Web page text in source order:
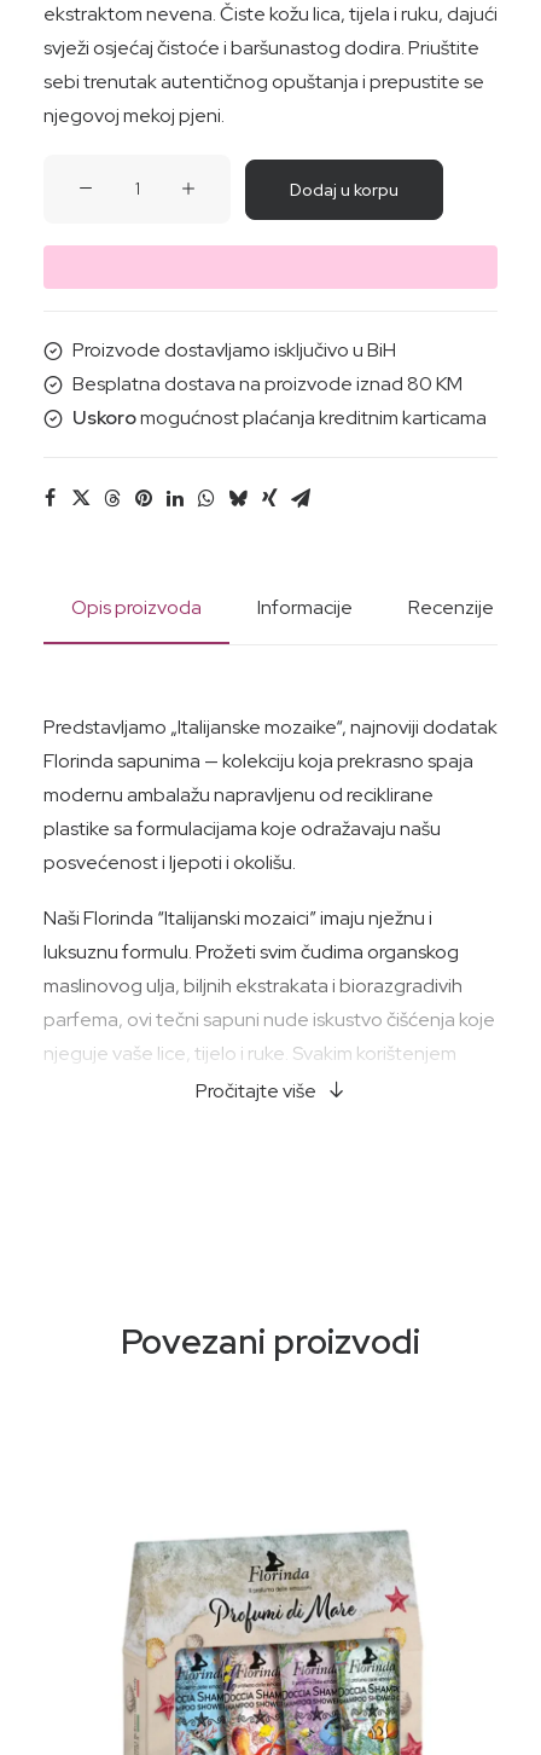
ekstraktom nevena. Čiste kožu lica, tijela i ruku, dajući
svježi osjećaj čistoće i baršunastog dodira. Priuštite
sebi trenutak autentičnog opuštanja i prepustite se
njegovoj mekoj pjeni.
tijelo,ruke,lice
500ml
količina
Dodaj u korpu
Proizvode dostavljamo isključivo u BiH
Besplatna dostava na proizvode iznad 80 KM
Uskoromogućnost plaćanja kreditnim karticama
Opis proizvoda Informacije Recenzije
Predstavljamo „Italijanske mozaike“, najnoviji dodatak
Florinda sapunima — kolekciju koja prekrasno spaja
modernu ambalažu napravljenu od reciklirane
plastike sa formulacijama koje odražavaju našu
posvećenost i ljepoti i okolišu.
Naši Florinda “Italijanski mozaici” imaju nježnu i
luksuznu formulu. Prožeti svim čudima organskog
maslinovog ulja, biljnih ekstrakata i biorazgradivih
parfema, ovi tečni sapuni nude iskustvo čišćenja koje
njeguje vaše lice, tijelo i ruke. Svakim korištenjem
otkrit ćete osvježavajući osjećaj čistoće i
Florindina posvećenost održivosti i ekološkoj svijesti
vašem kupatilu.
Unaprijedite svoju svakodnevnu rutinu čišćenja uz
Florinda tečnih sapuna „Italian Mosaics”—fuzija
prirode i luksuza. Iskusite razliku svjesne njege kože
Proizvedeno u Italiji (od sastojaka do konačnog
Pročitajte više
Povezani proizvodi